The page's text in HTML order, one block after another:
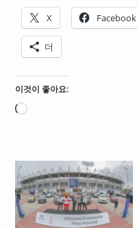
X Facebook
더
이것이 좋아요:
로